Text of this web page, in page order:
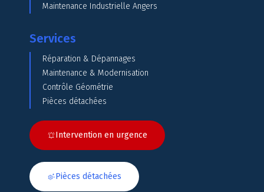
Maintenance Industrielle Angers
Services
Réparation & Dépannages
Maintenance & Modernisation
Contrôle Géométrie
Pièces détachées
Intervention en urgence
Pièces détachées